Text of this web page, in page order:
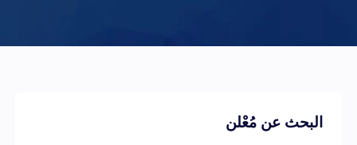
البحث عن مُعْلن